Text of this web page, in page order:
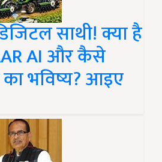
साथी! क्या है
AI और कैसे
भविष्य? आइए